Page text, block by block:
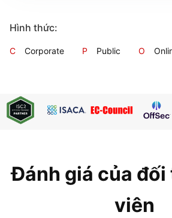
Hình thức:
C Corporate P Public O
Đánh giá của đối
viên